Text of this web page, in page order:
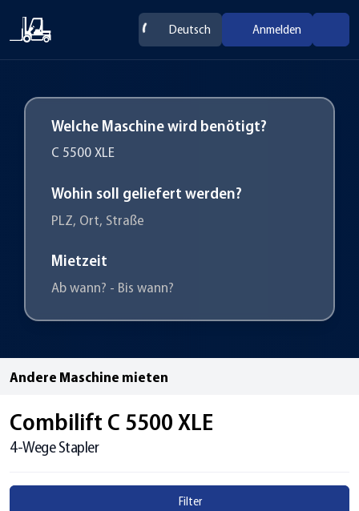
Deutsch Anmelden
Welche Maschine wird benötigt?
Wohin soll geliefert werden?
PLZ, Ort, Straße
Mietzeit
Ab wann? - Bis wann?
Andere Maschine mieten
Combilift C 5500 XLE
4-Wege Stapler
Filter